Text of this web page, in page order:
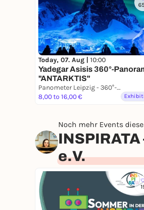
Today, 07. Aug | 10:00
Yadegar Asisis 360°-
"ANTARKTIS"
Panometer Leipzig - 360°-Panoramaausstellungen
8,00 to 16,00 €
Noch mehr Events
e.V.